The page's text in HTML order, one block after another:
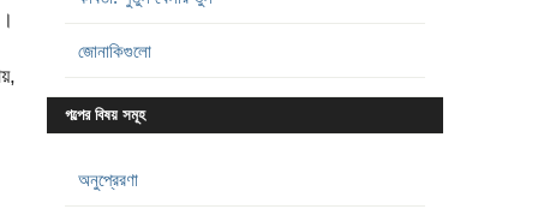
জোনাকিগুলো
গল্পের বিষয় সমূহ
অনুপ্রেরণা